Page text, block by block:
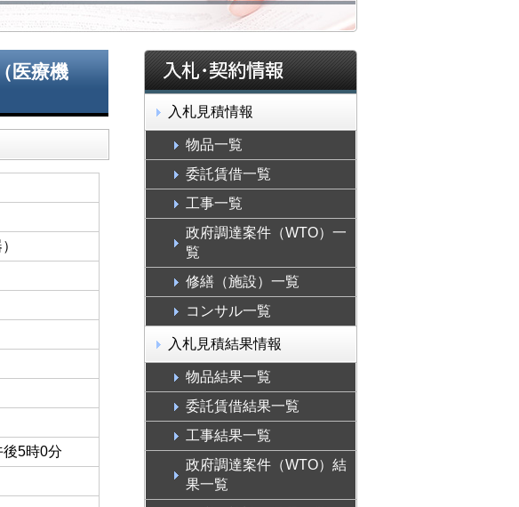
医療機
5時0分
入札見積情報
物品一覧
委託賃借一覧
工事一覧
政府調達案件（WTO）一
覧
修繕（施設）一覧
コンサル一覧
入札見積結果情報
物品結果一覧
委託賃借結果一覧
工事結果一覧
政府調達案件（WTO）結
果一覧